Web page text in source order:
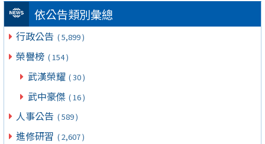
依公告類別彙總
行政公告 ( 5,899 )
榮譽榜 ( 154 )
武漢榮耀 ( 30 )
武中豪傑 ( 16 )
人事公告 ( 589 )
進修研習 ( 2,607 )